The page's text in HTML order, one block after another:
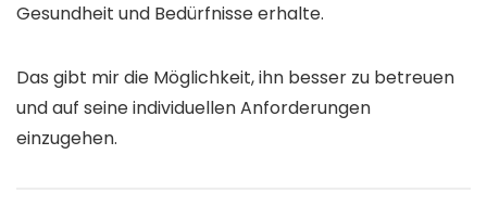
Gesundheit und Bedürfnisse erhalte.
Das gibt mir die Möglichkeit, ihn besser zu betreuen
und auf seine individuellen Anforderungen
einzugehen.